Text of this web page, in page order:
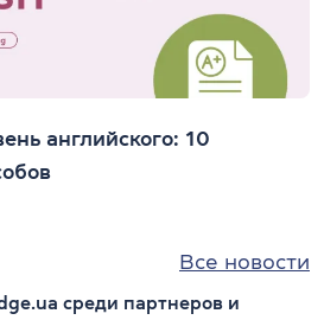
английского: 10
Все новости
среди партнеров и